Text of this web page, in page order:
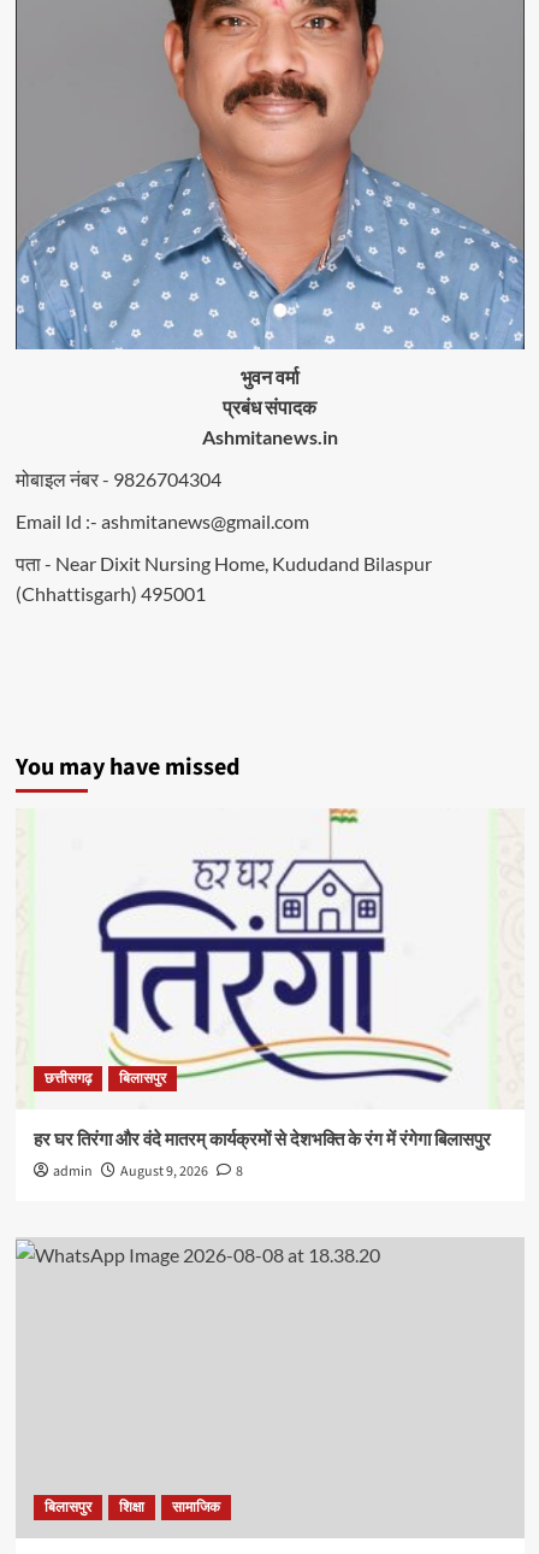
भुवन वर्मा
प्रबंध संपादक
Ashmitanews.in
मोबाइल नंबर - 9826704304
Email Id :- ashmitanews@gmail.com
पता - Near Dixit Nursing Home, Kududand Bilaspur
(Chhattisgarh) 495001
You may have missed
छत्तीसगढ़ बिलासपुर
हर घर तिरंगा और वंदे मातरम् कार्यक्रमों से देशभक्ति के रंग में रंगेगा बिलासपुर
admin August 9, 2026 8
बिलासपुर शिक्षा सामाजिक